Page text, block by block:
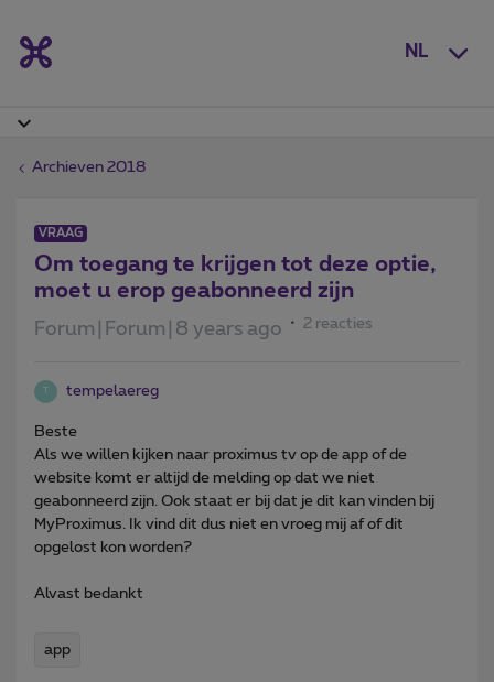
NL
Archieven 2018
VRAAG
Om toegang te krijgen tot deze optie,
moet u erop geabonneerd zijn
Forum|Forum|8 years ago 2 reacties
tempelaereg
Beste
Als we willen kijken naar proximus tv op de app of de
website komt er altijd de melding op dat we niet
geabonneerd zijn. Ook staat er bij dat je dit kan vinden bij
MyProximus. Ik vind dit dus niet en vroeg mij af of dit
opgelost kon worden?
Alvast bedankt
app